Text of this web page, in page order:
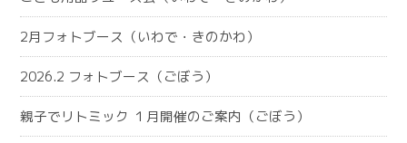
2月フォトブース（いわで・きのかわ）
2026.2 フォトブース（ごぼう）
親子でリトミック １月開催のご案内（ごぼう）